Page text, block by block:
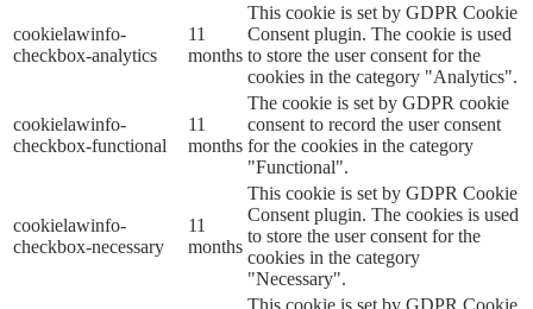
cookielawinfo-
checkbox-analytics
11
months
This cookie is set by GDPR Cookie
Consent plugin. The cookie is used
to store the user consent for the
cookies in the category "Analytics".
cookielawinfo-
checkbox-functional
11
months
The cookie is set by GDPR cookie
consent to record the user consent
for the cookies in the category
"Functional".
cookielawinfo-
checkbox-necessary
11
months
This cookie is set by GDPR Cookie
Consent plugin. The cookies is used
to store the user consent for the
cookies in the category
"Necessary".
This cookie is set by GDPR Cookie